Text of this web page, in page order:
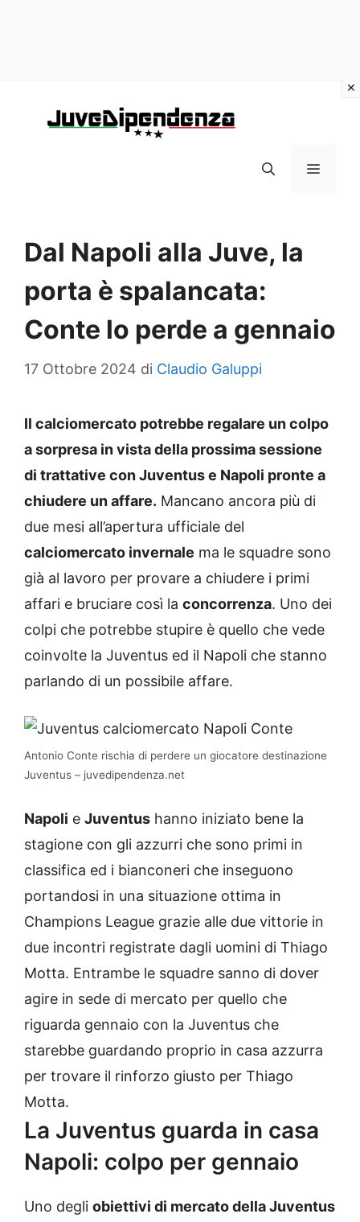
MENU
Dal Napoli alla Juve, la
porta è spalancata:
Conte lo perde a gennaio
17 Ottobre 2024 di Claudio Galuppi
Il calciomercato potrebbe regalare un colpo
a sorpresa in vista della prossima sessione
di trattative con Juventus e Napoli pronte a
chiudere un affare. Mancano ancora più di
due mesi all’apertura ufficiale del
calciomercato invernale ma le squadre sono
già al lavoro per provare a chiudere i primi
affari e bruciare così la concorrenza. Uno dei
colpi che potrebbe stupire è quello che vede
coinvolte la Juventus ed il Napoli che stanno
parlando di un possibile affare.
Antonio Conte rischia di perdere un giocatore destinazione
Juventus – juvedipendenza.net
Napoli e Juventus hanno iniziato bene la
stagione con gli azzurri che sono primi in
classifica ed i bianconeri che inseguono
portandosi in una situazione ottima in
Champions League grazie alle due vittorie in
due incontri registrate dagli uomini di Thiago
Motta. Entrambe le squadre sanno di dover
agire in sede di mercato per quello che
riguarda gennaio con la Juventus che
starebbe guardando proprio in casa azzurra
per trovare il rinforzo giusto per Thiago
Motta.
La Juventus guarda in casa
Napoli: colpo per gennaio
Uno degli obiettivi di mercato della Juventus